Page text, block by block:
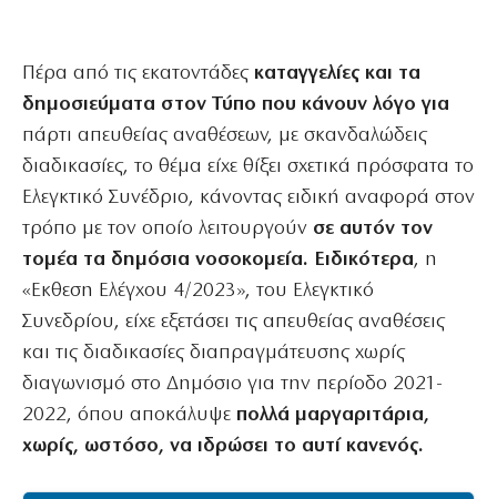
Πέρα από τις εκατοντάδεςκαταγγελίες και τα
δημοσιεύματα στον Τύπο που κάνουν λόγο για
πάρτι απευθείας αναθέσεων, με σκανδαλώδεις
διαδικασίες, το θέμα είχε θίξει σχετικά πρόσφατα το
Ελεγκτικό Συνέδριο, κάνοντας ειδική αναφορά στον
τρόπο με τον οποίο λειτουργούν σε αυτόν τον
τομέα τα δημόσια νοσοκομεία. Ειδικότερα, η
«Εκθεση Ελέγχου 4/2023», του Ελεγκτικό
Συνεδρίου, είχε εξετάσει τις απευθείας αναθέσεις
και τις διαδικασίες διαπραγμάτευσης χωρίς
διαγωνισμό στο Δημόσιο για την περίοδο 2021-
2022, όπου αποκάλυψε πολλά μαργαριτάρια,
χωρίς, ωστόσο, να ιδρώσει το αυτί κανενός.